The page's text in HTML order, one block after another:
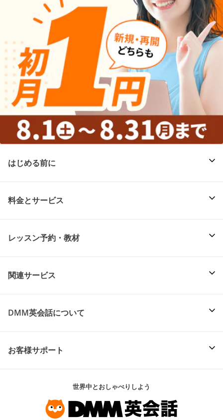
はじめる前に
料金とサービス
レッスン予約・教材
関連サービス
DMM英会話について
お客様サポート
世界中とおしゃべりしよう